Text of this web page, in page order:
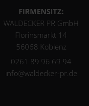
FIRMENSITZ:
WALDECKER PR GmbH
Florinsmarkt 14
56068 Koblenz
0261 89 96 69 94
info@waldecker-pr.de